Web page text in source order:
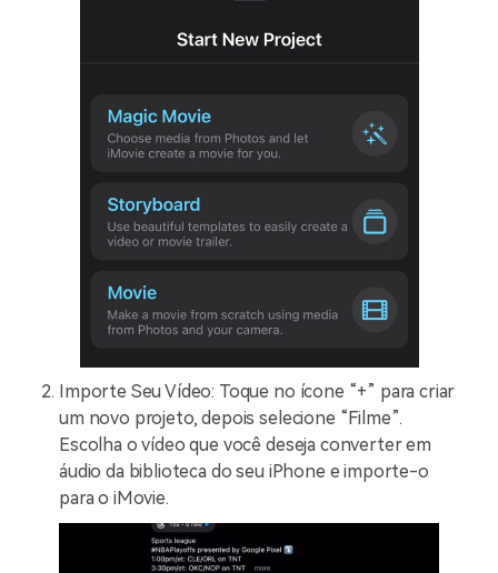
Importe Seu Vídeo: Toque no ícone “+” para criar
um novo projeto, depois selecione “Filme”.
Escolha o vídeo que você deseja converter em
áudio da biblioteca do seu iPhone e importe-o
para o iMovie.